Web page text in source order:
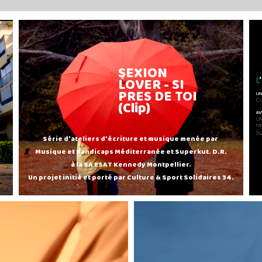
SEXION
LOVER - SI
PRES DE TOI
(Clip)
Série d'ateliers d'écriture et musique menée par
Musique et Handicaps Méditerranée et Superkut. D.R.
à la SA ESAT Kennedy Montpellier.
Un projet initié et porté par Culture & Sport Solidaires 34.